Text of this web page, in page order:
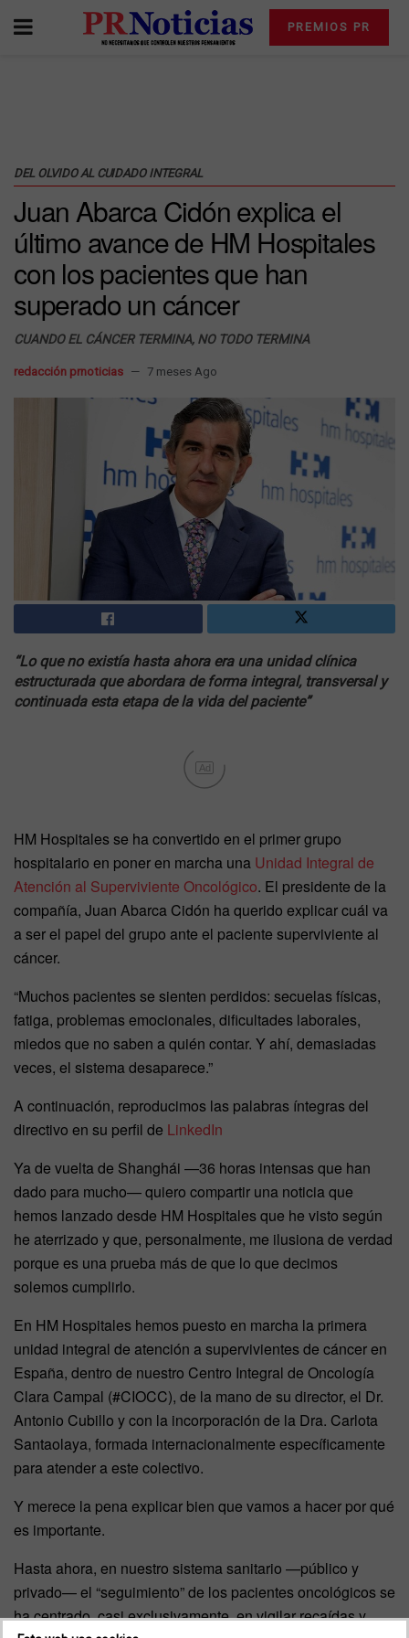
PREMIOS PR
DEL OLVIDO AL CUIDADO INTEGRAL
Juan Abarca Cidón explica el
último avance de HM Hospitales
con los pacientes que han
superado un cáncer
CUANDO EL CÁNCER TERMINA, NO TODO TERMINA
redacción prnoticias 7 meses Ago
“Lo que no existía hasta ahora era una unidad clínica
estructurada que abordara de forma integral, transversal y
continuada esta etapa de la vida del paciente”
Ad
HM Hospitales se ha convertido en el primer grupo
hospitalario en poner en marcha una Unidad Integral de
Atención al Superviviente Oncológico. El presidente de la
compañía, Juan Abarca Cidón ha querido explicar cuál va
a ser el papel del grupo ante el paciente superviviente al
cáncer.
“Muchos pacientes se sienten perdidos: secuelas físicas,
fatiga, problemas emocionales, dificultades laborales,
miedos que no saben a quién contar. Y ahí, demasiadas
veces, el sistema desaparece.”
A continuación, reproducimos las palabras íntegras del
directivo en su perfil de LinkedIn
Ya de vuelta de Shanghái —36 horas intensas que han
dado para mucho— quiero compartir una noticia que
hemos lanzado desde HM Hospitales que he visto según
he aterrizado y que, personalmente, me ilusiona de verdad
porque es una prueba más de que lo que decimos
solemos cumplirlo.
En HM Hospitales hemos puesto en marcha la primera
unidad integral de atención a supervivientes de cáncer en
España, dentro de nuestro Centro Integral de Oncología
Clara Campal (#CIOCC), de la mano de su director, el Dr.
Antonio Cubillo y con la incorporación de la Dra. Carlota
Santaolaya, formada internacionalmente específicamente
para atender a este colectivo.
Y merece la pena explicar bien que vamos a hacer por qué
es importante.
Hasta ahora, en nuestro sistema sanitario —público y
privado— el “seguimiento” de los pacientes oncológicos se
ha centrado, casi exclusivamente, en vigilar recaídas y